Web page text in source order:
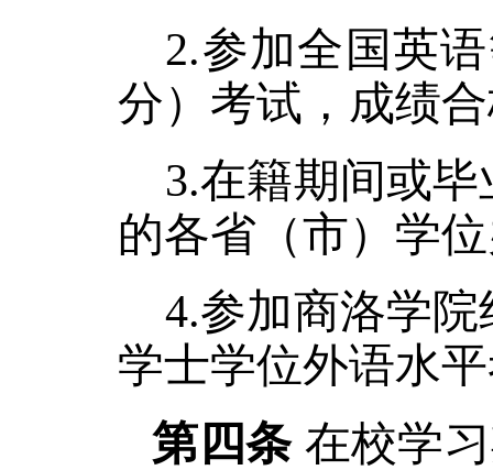
2.参加全国英
分）考试，成绩
3.在籍期间或
的各省（市）学
4.参加商洛学
学士学位外语水
第四条 在校学